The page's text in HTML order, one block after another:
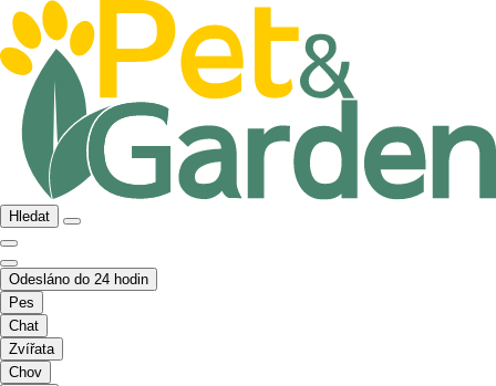
Hledat
Odesláno do 24 hodin
Pes
Chat
Zvířata
Chov